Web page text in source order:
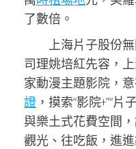
了數倍。
上海片子股份
司理姚培紅先容，
家動漫主題影院，
證 ，摸索“影院+”“
與樂土式花費空間
觀光、往吃飯，進進